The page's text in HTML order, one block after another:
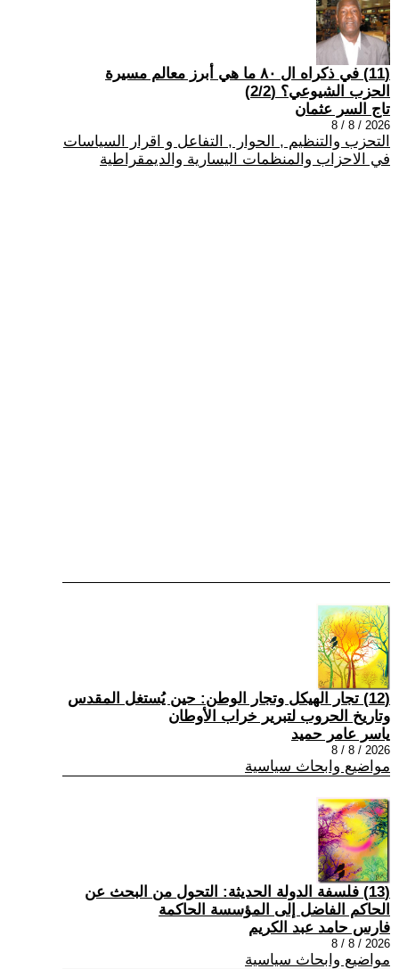
(11) في ذكراه ال ٨٠ ما هي أبرز معالم مسيرة
الحزب الشيوعي؟ (2/2)
تاج السر عثمان
2026 / 8 / 8
التحزب والتنظيم , الحوار , التفاعل و اقرار السياسات
في الاحزاب والمنظمات اليسارية والديمقراطية
(12) تجار الهيكل وتجار الوطن: حين يُستغل المقدس
وتاريخ الحروب لتبرير خراب الأوطان
ياسر عامر حميد
2026 / 8 / 8
مواضيع وابحاث سياسية
(13) فلسفة الدولة الحديثة: التحول من البحث عن
الحاكم الفاضل إلى المؤسسة الحاكمة
فارس حامد عبد الكريم
2026 / 8 / 8
مواضيع وابحاث سياسية